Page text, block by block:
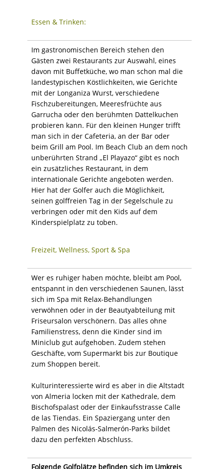
Essen & Trinken:
Im gastronomischen Bereich stehen den
Gästen zwei Restaurants zur Auswahl, eines
davon mit Buffetküche, wo man schon mal die
landestypischen Köstlichkeiten, wie Gerichte
mit der Longaniza Wurst, verschiedene
Fischzubereitungen, Meeresfrüchte aus
Garrucha oder den berühmten Dattelkuchen
probieren kann. Für den kleinen Hunger trifft
man sich in der Cafeteria, an der Bar oder
beim Grill am Pool. Im Beach Club an dem noch
unberührten Strand „El Playazo“ gibt es noch
ein zusätzliches Restaurant, in dem
internationale Gerichte angeboten werden.
Hier hat der Golfer auch die Möglichkeit,
seinen golffreien Tag in der Segelschule zu
verbringen oder mit den Kids auf dem
Kinderspielplatz zu toben.
Freizeit, Wellness, Sport & Spa
Wer es ruhiger haben möchte, bleibt am Pool,
entspannt in den verschiedenen Saunen, lässt
sich im Spa mit Relax-Behandlungen
verwöhnen oder in der Beautyabteilung mit
Friseursalon verschönern. Das alles ohne
Familienstress, denn die Kinder sind im
Miniclub gut aufgehoben. Zudem stehen
Geschäfte, vom Supermarkt bis zur Boutique
zum Shoppen bereit.
Kulturinteressierte wird es aber in die Altstadt
von Almeria locken mit der Kathedrale, dem
Bischofspalast oder der Einkaufsstrasse Calle
de las Tiendas. Ein Spaziergang unter den
Palmen des Nicolás-Salmerón-Parks bildet
dazu den perfekten Abschluss.
Folgende Golfplätze befinden sich im Umkreis